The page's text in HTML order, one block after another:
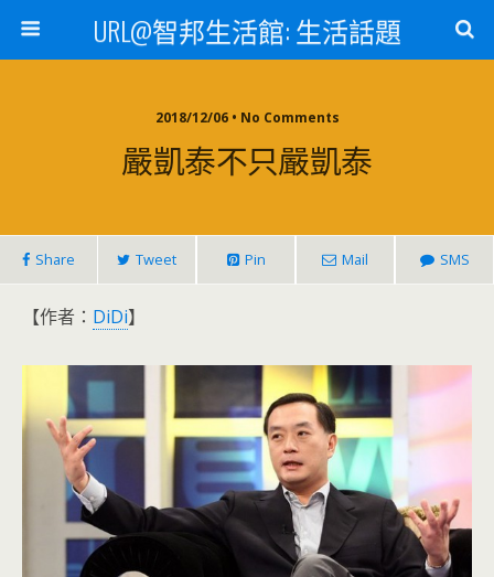
URL@智邦生活館: 生活話題
2018/12/06 • No Comments
嚴凱泰不只嚴凱泰
Share Tweet Pin Mail SMS
【作者： DiDi】